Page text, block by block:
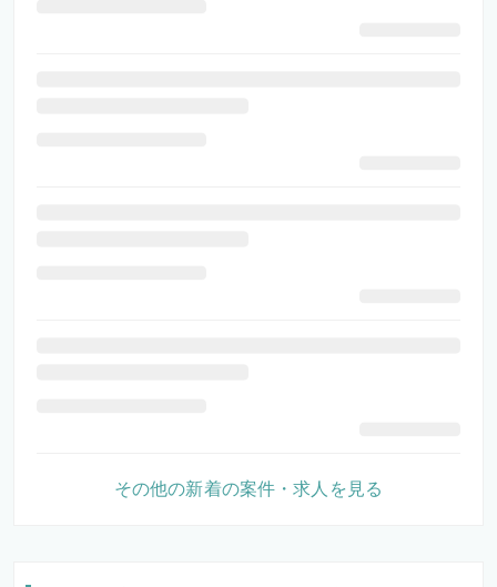
その他の新着の案件・求人を見る